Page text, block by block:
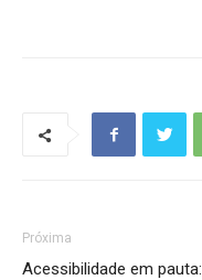
Próxima
Acessibilidade em pauta: